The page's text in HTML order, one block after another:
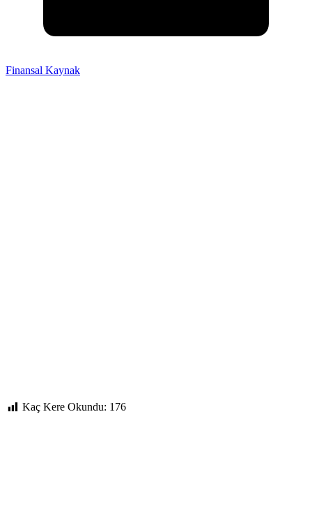
Finansal Kaynak
Kaç Kere Okundu: 176